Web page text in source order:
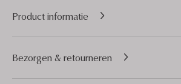
Product informatie
Bezorgen & retourneren